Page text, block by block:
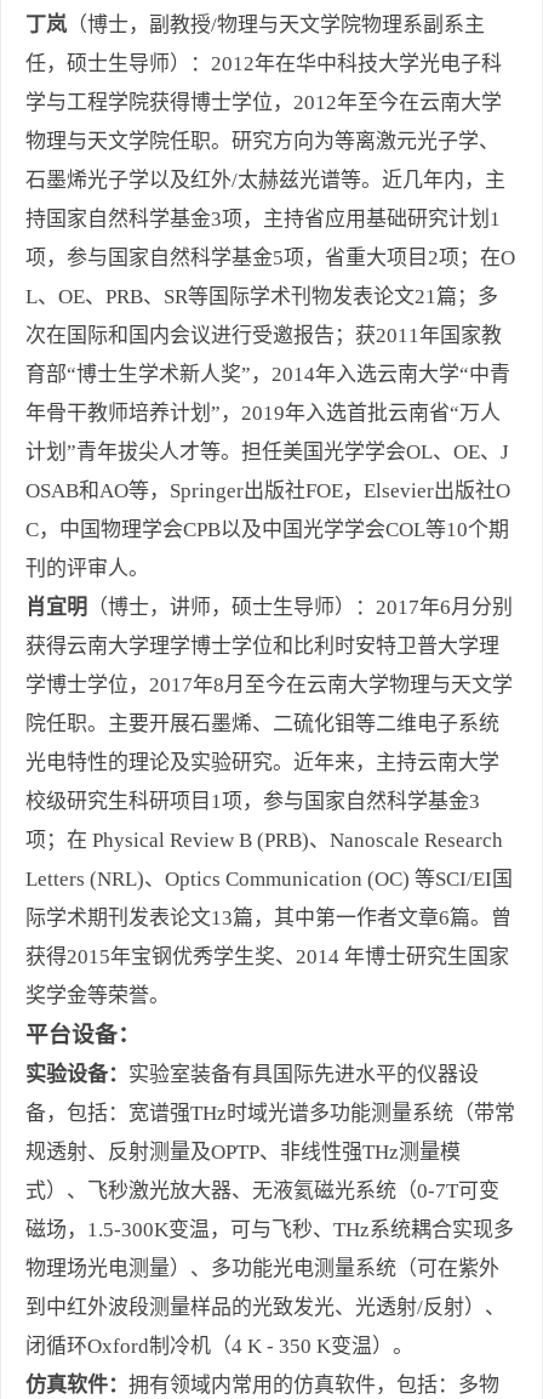
丁岚 （博士，副教授/物理与天文学院物理系副系主
任，硕士生导师）：2012年在华中科技大学光电子科
学与工程学院获得博士学位，2012年至今在云南大学
物理与天文学院任职。研究方向为等离激元光子学、
石墨烯光子学以及红外/太赫兹光谱等。近几年内，主
持国家自然科学基金3项，主持省应用基础研究计划1
项，参与国家自然科学基金5项，省重大项目2项；在O
L、OE、PRB、SR等国际学术刊物发表论文21篇；多
次在国际和国内会议进行受邀报告；获2011年国家教
育部“博士生学术新人奖”，2014年入选云南大学“中青
年骨干教师培养计划”，2019年入选首批云南省“万人
计划”青年拔尖人才等。担任美国光学学会OL、OE、J
OSAB和AO等，Springer出版社FOE，Elsevier出版社O
C，中国物理学会CPB以及中国光学学会COL等10个期
刊的评审人。
肖宜明
（博士，讲师，硕士生导师）：2017年6月分别
获得云南大学理学博士学位和比利时安特卫普大学理
学博士学位，2017年8月至今在云南大学物理与天文学
院任职。主要开展石墨烯、二硫化钼等二维电子系统
光电特性的理论及实验研究。近年来，主持云南大学
校级研究生科研项目1项，参与国家自然科学基金3
项；在 Physical Review B (PRB)、Nanoscale Research
Letters (NRL)、Optics Communication (OC) 等SCI/EI国
际学术期刊发表论文13篇，其中第一作者文章6篇。曾
获得2015年宝钢优秀学生奖、2014 年博士研究生国家
奖学金等荣誉。
平台设备：
实验设备： 实验室装备有具国际先进水平的仪器设
备，包括：宽谱强THz时域光谱多功能测量系统（带常
规透射、反射测量及OPTP、非线性强THz测量模
式）、飞秒激光放大器、无液氦磁光系统（0-7T可变
磁场，1.5-300K变温，可与飞秒、THz系统耦合实现多
物理场光电测量）、多功能光电测量系统（可在紫外
到中红外波段测量样品的光致发光、光透射/反射）、
闭循环Oxford制冷机（4 K - 350 K变温）。
仿真软件： 拥有领域内常用的仿真软件，包括：多物